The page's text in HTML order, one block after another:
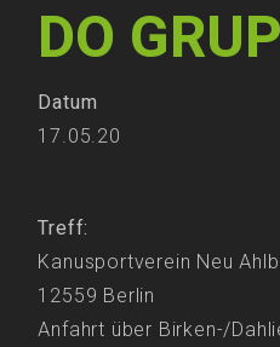
DO
Datum
17.05.20
Treff:
Kanusportverein Neu
12559 Berlin
Anfahrt über Birken-/